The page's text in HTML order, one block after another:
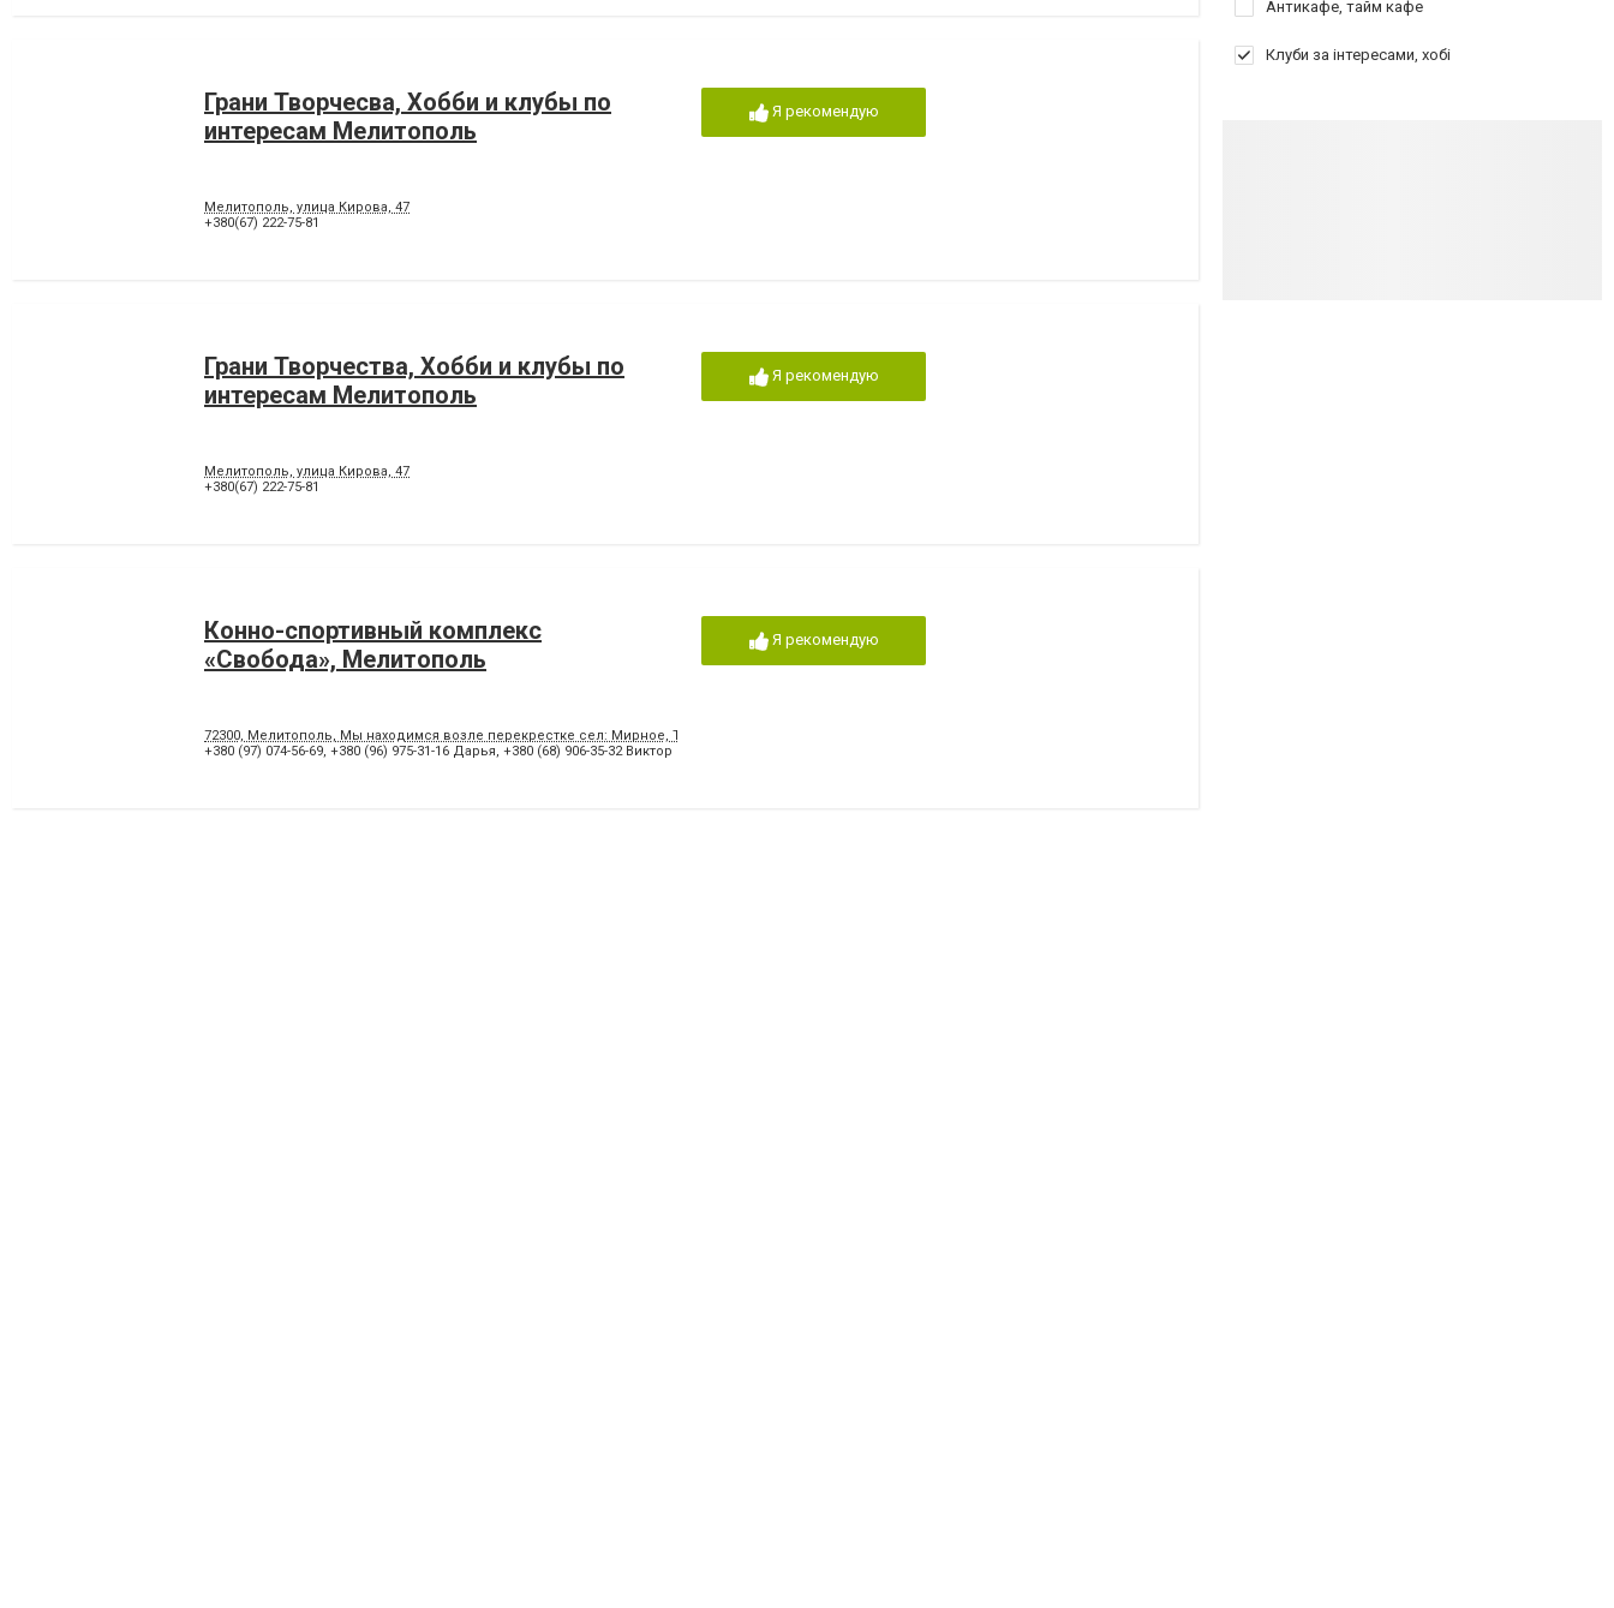
Грани Творчесва, Хобби и клубы по
интересам Мелитополь
Мелитополь, улица Кирова, 47
+380(67) 222-75-81
Я рекомендую
Грани Творчества, Хобби и клубы по
интересам Мелитополь
Мелитополь, улица Кирова, 47
+380(67) 222-75-81
Я рекомендую
Конно-спортивный комплекс
«Свобода», Мелитополь
72300, Мелитополь, Мы находимся возле перекрестке сел: Мирное, Терпенье, Обильное
+380 (97) 074-56-69, +380 (96) 975-31-16 Дарья, +380 (68) 906-35-32 Виктор
Я рекомендую
Антикафе, тайм кафе
Клуби за інтересами, хобі